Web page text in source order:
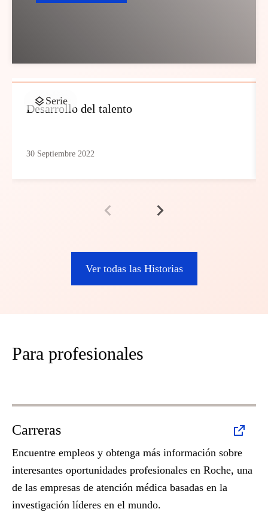
Serie
Desarrollo del talento
30 Septiembre 2022
Ver todas las Historias
Para profesionales
Carreras
Encuentre empleos y obtenga más información sobre
interesantes oportunidades profesionales en Roche, una
de las empresas de atención médica basadas en la
investigación líderes en el mundo.